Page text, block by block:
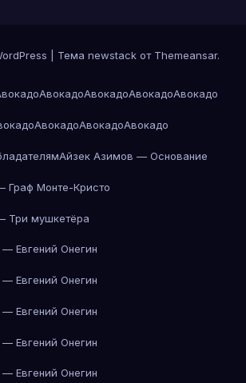
Тема newstack от Themeansar.
АвокадоАвокадоАвокадоАвокадо
АвокадоАвокадоАвокадо
Айзек Азимов — Основание
Монте-Кристо
Три мушкетёра
Евгений Онегин
Евгений Онегин
Евгений Онегин
Евгений Онегин
Евгений Онегин